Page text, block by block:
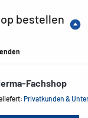
bestellen
Fachshop
Privatkunden &